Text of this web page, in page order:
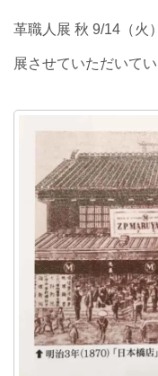
革職人展 秋 9/14（火
展させていただいてい